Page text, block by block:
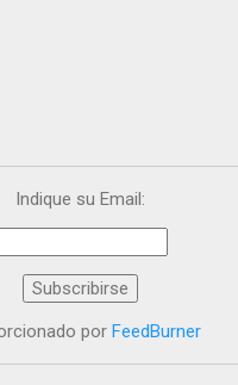
de la vida. ¿Cómo
Cristo te ha acariciado
Indique su Email:
por FeedBurner